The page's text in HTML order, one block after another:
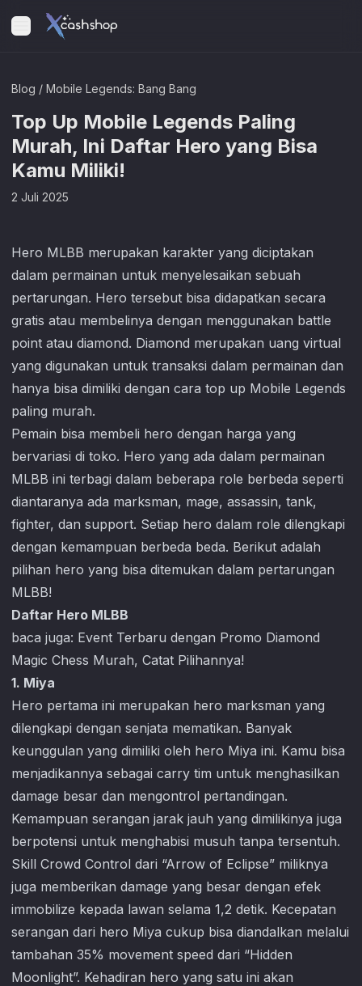
Blog / Mobile Legends: Bang Bang
Top Up Mobile Legends Paling
Murah, Ini Daftar Hero yang Bisa
Kamu Miliki!
2 Juli 2025
Hero MLBB merupakan karakter yang diciptakan
dalam permainan untuk menyelesaikan sebuah
pertarungan. Hero tersebut bisa didapatkan secara
gratis atau membelinya dengan menggunakan battle
point atau diamond. Diamond merupakan uang virtual
yang digunakan untuk transaksi dalam permainan dan
hanya bisa dimiliki dengan cara top up Mobile Legends
paling murah.
Pemain bisa membeli hero dengan harga yang
bervariasi di toko. Hero yang ada dalam permainan
MLBB ini terbagi dalam beberapa role berbeda seperti
diantaranya ada marksman, mage, assassin, tank,
fighter, dan support. Setiap hero dalam role dilengkapi
dengan kemampuan berbeda beda. Berikut adalah
pilihan hero yang bisa ditemukan dalam pertarungan
MLBB!
Daftar Hero MLBB
baca juga: Event Terbaru dengan Promo Diamond
Magic Chess Murah, Catat Pilihannya!
1. Miya
Hero pertama ini merupakan hero marksman yang
dilengkapi dengan senjata mematikan. Banyak
keunggulan yang dimiliki oleh hero Miya ini. Kamu bisa
menjadikannya sebagai carry tim untuk menghasilkan
damage besar dan mengontrol pertandingan.
Kemampuan serangan jarak jauh yang dimilikinya juga
berpotensi untuk menghabisi musuh tanpa tersentuh.
Skill Crowd Control dari “Arrow of Eclipse” miliknya
juga memberikan damage yang besar dengan efek
immobilize kepada lawan selama 1,2 detik. Kecepatan
serangan dari hero Miya cukup bisa diandalkan melalui
tambahan 35% movement speed dari “Hidden
Moonlight”. Kehadiran hero yang satu ini akan